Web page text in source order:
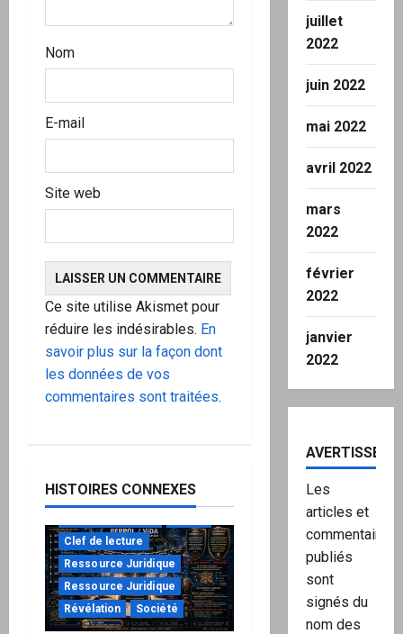
Nom
E-mail
Site web
Ce site utilise Akismet pour
réduire les indésirables. En
savoir plus sur la façon dont
les données de vos
commentaires sont traitées.
HISTOIRES CONNEXES
Clef de lecture
Ressource Juridique
Ressource Juridique
Révélation
Société
juillet
2022
juin 2022
mai 2022
avril 2022
mars
2022
février
2022
janvier
2022
Les
articles et
commentaires
publiés
sont
signés du
nom des